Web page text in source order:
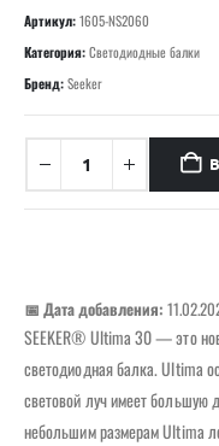
Артикул:1605-NS2060
Категория:Светодиодные балки
Бренд:Seeker
📅 Дата добавления:
SEEKER® Ultima 30 — это
светодиодная балка. Ultima
световой луч имеет большую
небольшим размерам Ultima